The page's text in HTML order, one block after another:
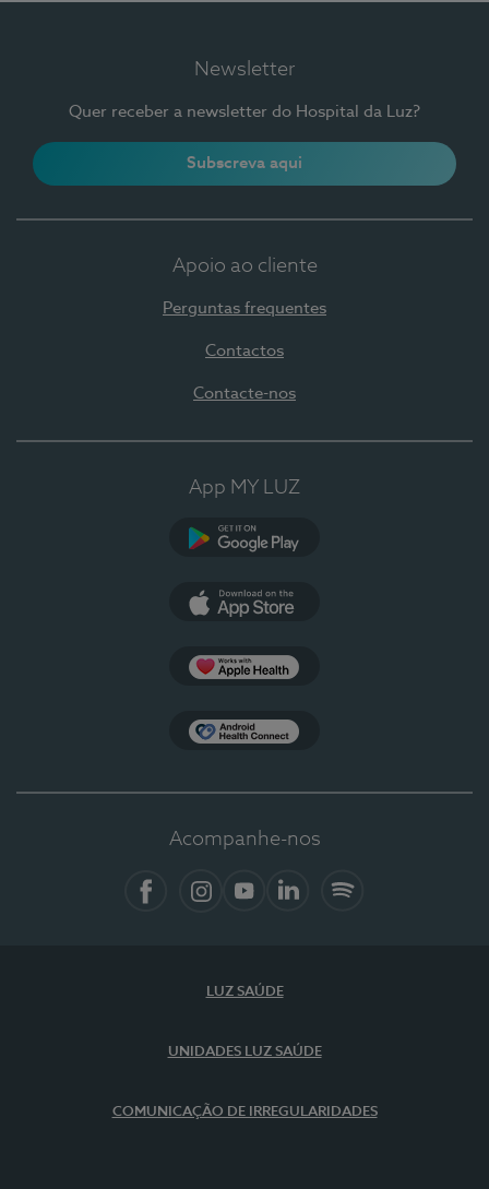
Newsletter
Quer receber a newsletter do Hospital da Luz?
Subscreva aqui
Apoio ao cliente
Perguntas frequentes
Contactos
Contacte-nos
App MY LUZ
Acompanhe-nos
LUZ SAÚDE
UNIDADES LUZ SAÚDE
COMUNICAÇÃO DE IRREGULARIDADES